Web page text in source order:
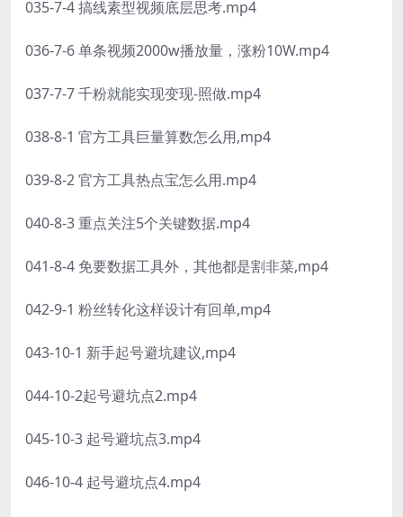
035-7-4 搞线素型视频底层思考.mp4
036-7-6 单条视频2000w播放量，涨粉10W.mp4
037-7-7 千粉就能实现变现-照做.mp4
038-8-1 官方工具巨量算数怎么用,mp4
039-8-2 官方工具热点宝怎么用.mp4
040-8-3 重点关注5个关键数据.mp4
041-8-4 免要数据工具外，其他都是割非菜,mp4
042-9-1 粉丝转化这样设计有回单,mp4
043-10-1 新手起号避坑建议,mp4
044-10-2起号避坑点2.mp4
045-10-3 起号避坑点3.mp4
046-10-4 起号避坑点4.mp4